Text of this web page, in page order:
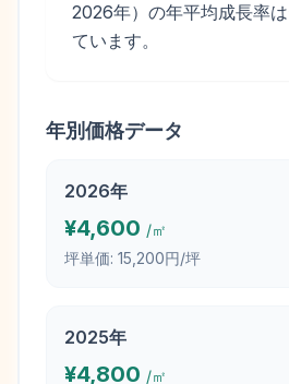
2026年）の年平均成長率
ています。
年別価格データ
2026年
¥4,600 /㎡
坪単価: 15,200円/坪
2025年
¥4,800 /㎡